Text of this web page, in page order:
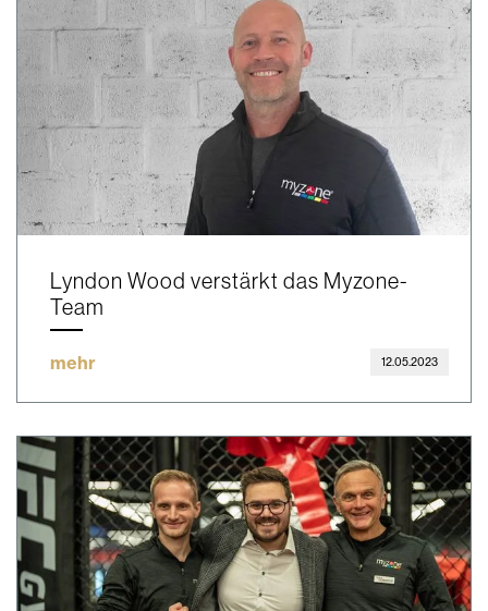
Lyndon Wood verstärkt das Myzone-
Team
mehr 12.05.2023